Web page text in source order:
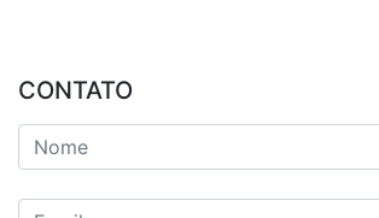
CONTATO